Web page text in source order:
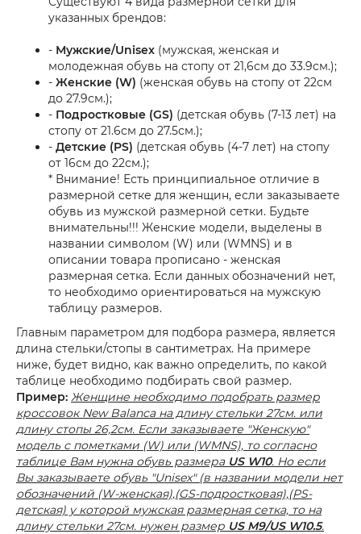
указанных брендов:
- Мужские/Unisex (мужская, женская и
молодежная обувь на стопу от 21,6см до 33.9см.);
- Женские (W) (женская обувь на стопу от 22см
до 27.9см.);
- Подростковые (GS) (детская обувь (7-13 лет) на
стопу от 21.6см до 27.5см.);
- Детские (PS) (детская обувь (4-7 лет) на стопу
от 16см до 22см.);
* Внимание! Есть принципиальное отличие в
размерной сетке для женщин, если заказываете
обувь из мужской размерной сетки. Будьте
внимательны!!! Женские модели, выделены в
названии символом (W) или (WMNS) и в
описании товара прописано - женская
размерная сетка. Если данных обозначений нет,
то необходимо ориентироваться на мужскую
таблицу размеров.
Главным параметром для подбора размера, является
длина стельки/стопы в сантиметрах. На примере
ниже, будет видно, как важно определить, по какой
таблице необходимо подбирать свой размер.
Пример: Женщине необходимо подобрать размер
кроссовок New Balanca на длину стельки 27см. или
длину стопы 26,2см. Если заказываете "Женскую"
модель с пометками (W) или (WMNS), то согласно
таблице Вам нужна обувь размера US W10. Но если
Вы заказываете обувь "Unisex" (в названии модели нет
обозначений (W-женская),(GS-подростковая),(PS-
детская) у которой мужская размерная сетка, то на
длину стельки 27см. нужен размер US M9/US W10.5.